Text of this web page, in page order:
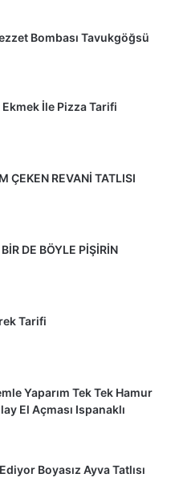
Bombası Tavukgöğsü
İle Pizza Tarifi
ÇEKEN REVANİ TATLISI
DE BÖYLE PİŞİRİN
Tarifi
Yaparım Tek Tek Hamur
El Açması Ispanaklı
Boyasız Ayva Tatlısı